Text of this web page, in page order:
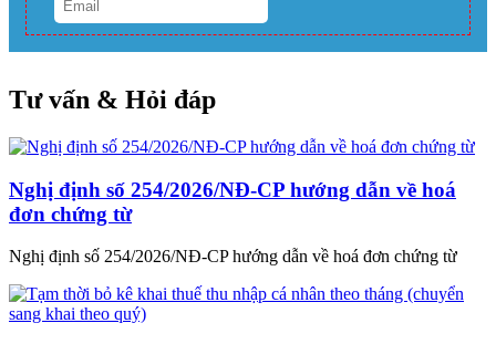
Tư vấn & Hỏi đáp
Nghị định số 254/2026/NĐ-CP hướng dẫn về hoá
đơn chứng từ
Nghị định số 254/2026/NĐ-CP hướng dẫn về hoá đơn chứng từ